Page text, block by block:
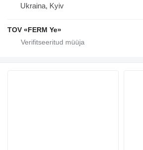
Ukraina, Kyiv
TOV «FERM Ye»